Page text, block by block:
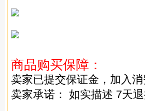
商品购买保障：
卖家已提交保证金，加入消
卖家承诺： 如实描述 7天